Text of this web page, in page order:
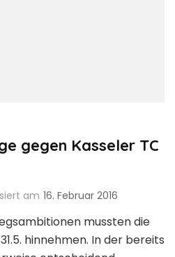
gegen Kasseler TC
am 16. Februar 2016
mussten die
hinnehmen. In der bereits